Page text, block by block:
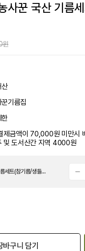
사꾼 국산 기름
원
산
기름집
제금액이 70,000원 미만시
및 도서산간 지역 4000원
[농사꾼기름집] 농사꾼 국산 기름세트(참기름/생들기름/들기름)
바구니 담기